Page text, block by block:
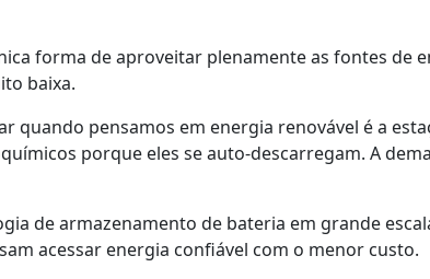
forma de aproveitar plenamente as fontes de
baixa.
pensamos em energia renovável é a
porque eles se auto-descarregam. A
de armazenamento de bateria em grande
acessar energia confiável com o menor custo.